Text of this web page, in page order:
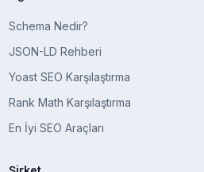
Schema Nedir?
JSON-LD Rehberi
Yoast SEO Karşılaştırma
Rank Math Karşılaştırma
En İyi SEO Araçları